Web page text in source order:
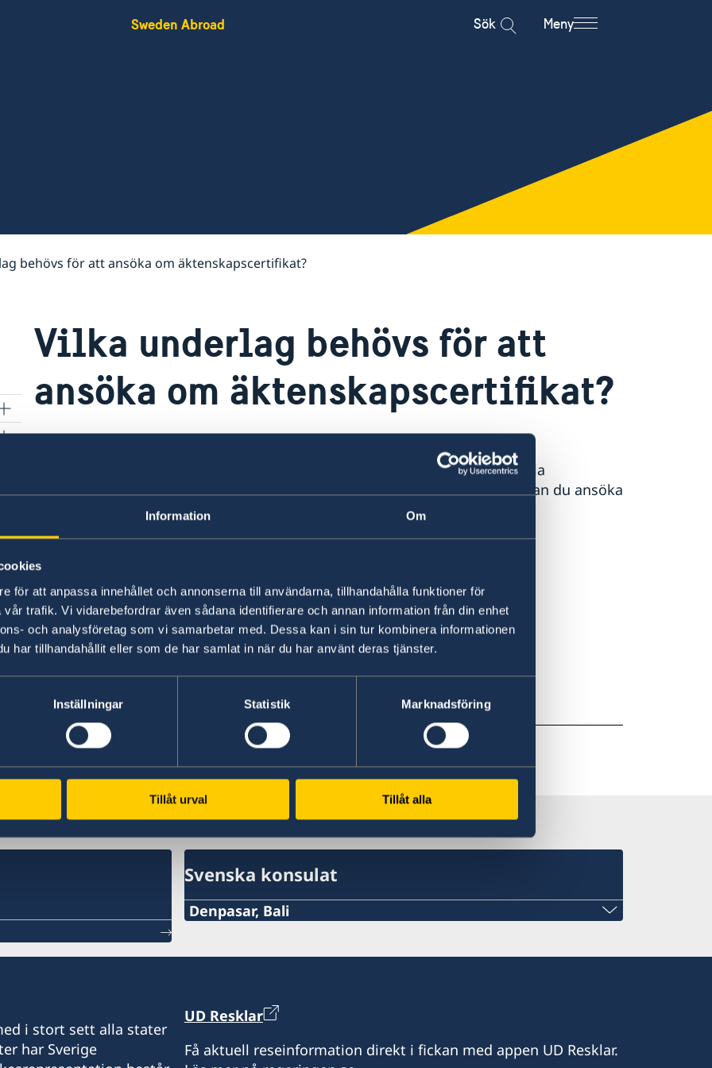
Information Om
för att anpassa innehållet och annonserna till användarna, tillhandahålla funktioner för
trafik. Vi vidarebefordrar även sådana identifierare och annan information från din enhet
och analysföretag som vi samarbetar med. Dessa kan i sin tur kombinera informationen
har tillhandahållit eller som de har samlat in när du har använt deras tjänster.
Inställningar Statistik Marknadsföring
Tillåt urval Tillåt alla
Sweden Abroad Sök Meny
behövs för att ansöka om äktenskapscertifikat?
Vilka underlag behövs för att
ansöka om äktenskapscertifikat?
från Skatteverkets
webbplats. Om du är folkbokförd i Sverige ska ansökan göras via ditt lokala
skattekontor. Om du är folkbokförd eller permanent bosatt i Indonesien kan du ansöka
via ambassaden i Jakarta.
Personbevis som visar civilstånd och att du är utskriven från Sverige.
Bevis på uppehållsrätt i Indonesien (t.ex. KITAS/KITAP).
Lokalt intyg om civilstånd från Kantor Kelurahan eller Catatan Sipil.
Sökandens pass.
ID-handling för den blivande maken/makan (t.ex. KTP).
Läs mer:Gifta sig utomlands i Indonesien
Svenska konsulat
Denpasar, Bali
Mobiltelefon:
i stort sett alla stater
har Sverige
UD Resklar
Få aktuell reseinformation direkt i fickan med appen UD Resklar.